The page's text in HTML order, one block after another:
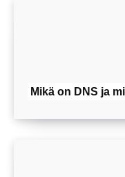
Mikä on DNS ja